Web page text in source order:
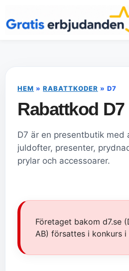
till
innehåll
HEM »RABATTKODER » D7
Rabattkod D7
D7 är en presentbutik med
juldofter, presenter,
prylar och accessoarer.
Företaget bakom d7.se
AB) försattes i konkurs i